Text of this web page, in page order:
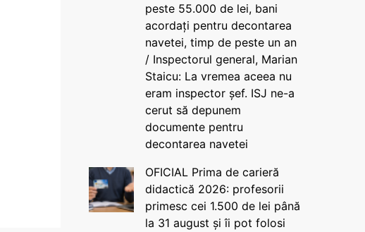
peste 55.000 de lei, bani
acordați pentru decontarea
navetei, timp de peste un an
/ Inspectorul general, Marian
Staicu: La vremea aceea nu
eram inspector șef. ISJ ne-a
cerut să depunem
documente pentru
decontarea navetei
OFICIAL Prima de carieră
didactică 2026: profesorii
primesc cei 1.500 de lei până
la 31 august și îi pot folosi